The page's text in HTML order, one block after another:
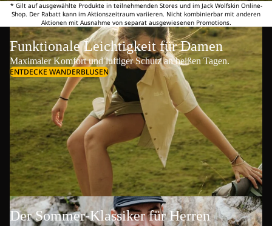
* Gilt auf ausgewählte Produkte in teilnehmenden Stores und im Jack Wolfskin Online-
Shop. Der Rabatt kann im Aktionszeitraum variieren. Nicht kombinierbar mit anderen
Aktionen mit Ausnahme von separat ausgewiesenen Promotions.
Funktionale Leichtigkeit für Damen
Maximaler Komfort und luftiger Schutz an heißen Tagen.
ENTDECKE WANDERBLUSEN
Der Sommer-Klassiker für Herren